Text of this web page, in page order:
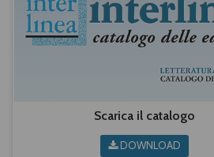
Scarica il catalogo
DOWNLOAD